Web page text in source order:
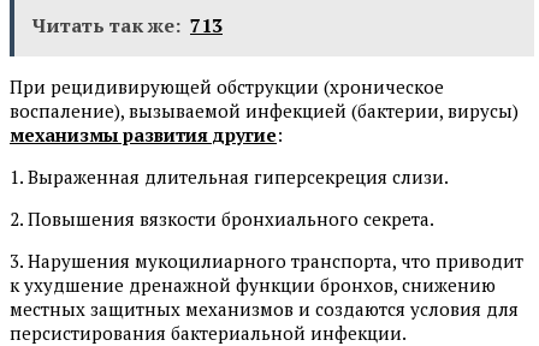
Читать так же: 713
При рецидивирующей обструкции (хроническое
воспаление), вызываемой инфекцией (бактерии, вирусы)
механизмы развития другие:
1. Выраженная длительная гиперсекреция слизи.
2. Повышения вязкости бронхиального секрета.
3. Нарушения мукоцилиарного транспорта, что приводит
к ухудшение дренажной функции бронхов, снижению
местных защитных механизмов и создаются условия для
персистирования бактериальной инфекции.